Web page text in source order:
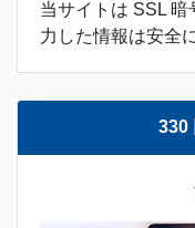
当サイトは SSL
力した情報は安全
330